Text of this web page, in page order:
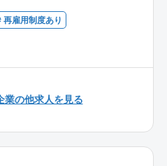
にわたって取引ををってい
か、また、現地状況に則し
かチェックを行い、修正、
わせ・協議
確認や資料作成
で道路工事の施工管理実
施工管理技士
再雇用制度あり
業の他求人を見る